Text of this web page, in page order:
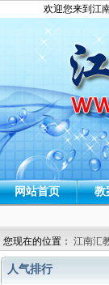
欢迎您来到江
网站首页 教
您现在的位置： 江南汇
人气排行